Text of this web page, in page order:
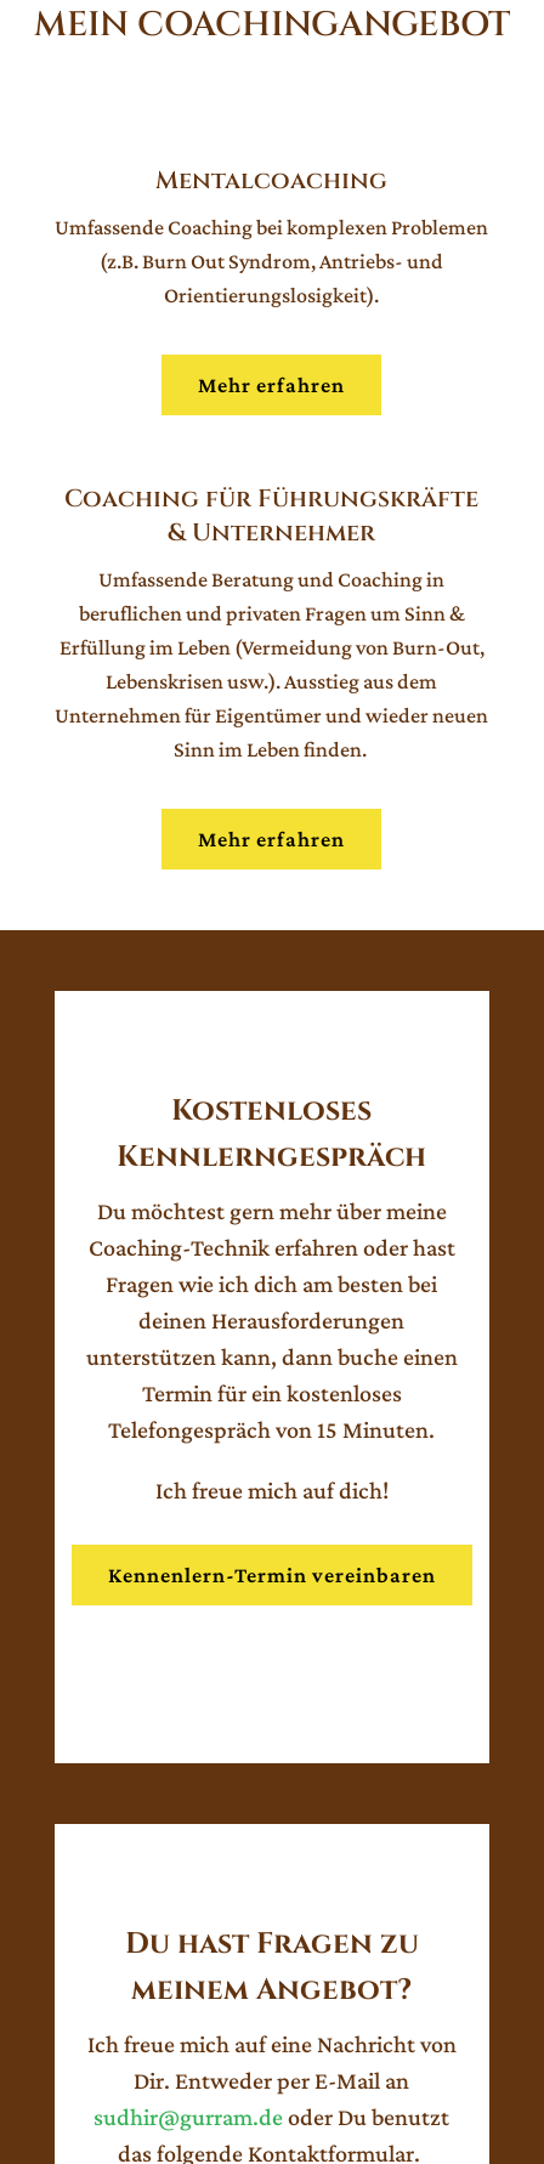
MEIN COACHINGANGEBOT
Mentalcoaching
Umfassende Coaching bei komplexen Problemen
(z.B. Burn Out Syndrom, Antriebs- und
Orientierungslosigkeit).
Mehr erfahren
Coaching für Führungskräfte
& Unternehmer
Umfassende Beratung und Coaching in
beruflichen und privaten Fragen um Sinn &
Erfüllung im Leben (Vermeidung von Burn-Out,
Lebenskrisen usw.). Ausstieg aus dem
Unternehmen für Eigentümer und wieder neuen
Sinn im Leben finden.
Mehr erfahren
Kostenloses
Kennlerngespräch
Du möchtest gern mehr über meine
Coaching-Technik erfahren oder hast
Fragen wie ich dich am besten bei
deinen Herausforderungen
unterstützen kann, dann buche einen
Termin für ein kostenloses
Telefongespräch von 15 Minuten.
Ich freue mich auf dich!
Kennenlern-Termin vereinbaren
Du hast Fragen zu
meinem Angebot?
Ich freue mich auf eine Nachricht von
Dir. Entweder per E-Mail an
sudhir@gurram.deoder Du benutzt
das folgende Kontaktformular.